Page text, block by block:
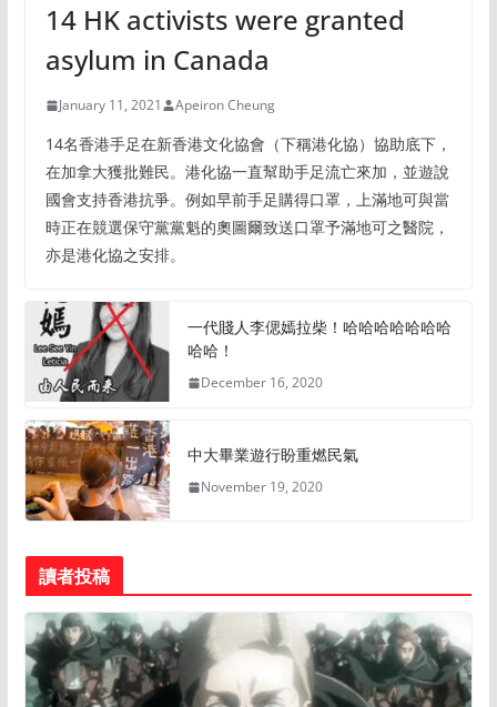
14 HK activists were granted
asylum in Canada
January 11, 2021 Apeiron Cheung
14名香港手足在新香港文化協會（下稱港化協）協助底下，
在加拿大獲批難民。港化協一直幫助手足流亡來加，並遊說
國會支持香港抗爭。例如早前手足購得口罩，上滿地可與當
時正在競選保守黨黨魁的奧圖爾致送口罩予滿地可之醫院，
亦是港化協之安排。
一代賤人李偲嫣拉柴！哈哈哈哈哈哈哈
哈哈！
December 16, 2020
中大畢業遊行盼重燃民氣
November 19, 2020
讀者投稿